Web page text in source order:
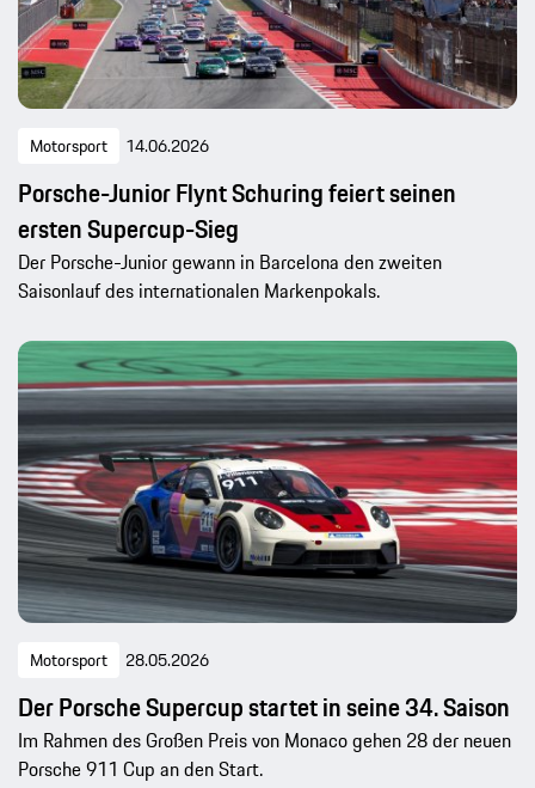
Motorsport 14.06.2026
Porsche-Junior Flynt Schuring feiert seinen
ersten Supercup-Sieg
Der Porsche-Junior gewann in Barcelona den zweiten
Saisonlauf des internationalen Markenpokals.
Motorsport 28.05.2026
Der Porsche Supercup startet in seine 34. Saison
Im Rahmen des Großen Preis von Monaco gehen 28 der neuen
Porsche 911 Cup an den Start.